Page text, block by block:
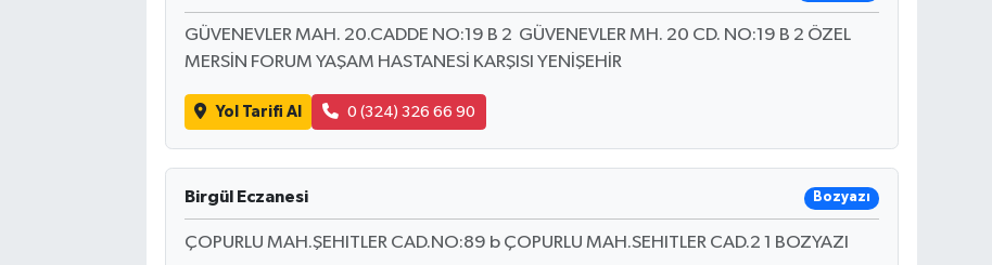
GÜVENEVLER MAH. 20.CADDE NO:19 B 2 GÜVENEVLER MH. 20 CD. NO:19 B 2 ÖZEL
MERSİN FORUM YAŞAM HASTANESİ KARŞISI YENİŞEHİR
Yol Tarifi Al 0 (324) 326 66 90
Birgül Eczanesi Bozyazı
ÇOPURLU MAH.ŞEHITLER CAD.NO:89 b ÇOPURLU MAH.SEHITLER CAD.2 1 BOZYAZI